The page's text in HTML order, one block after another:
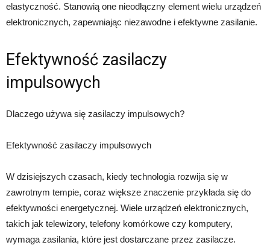
elastyczność. Stanowią one nieodłączny element wielu urządzeń
elektronicznych, zapewniając niezawodne i efektywne zasilanie.
Efektywność zasilaczy
impulsowych
Dlaczego używa się zasilaczy impulsowych?
Efektywność zasilaczy impulsowych
W dzisiejszych czasach, kiedy technologia rozwija się w
zawrotnym tempie, coraz większe znaczenie przykłada się do
efektywności energetycznej. Wiele urządzeń elektronicznych,
takich jak telewizory, telefony komórkowe czy komputery,
wymaga zasilania, które jest dostarczane przez zasilacze.